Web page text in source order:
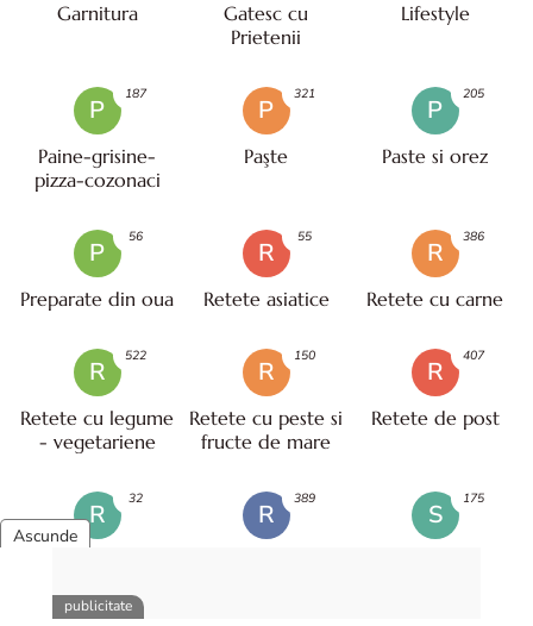
Garnitura
Gatesc cu
Prietenii
Lifestyle
P
Paine-grisine-
pizza-cozonaci
187
P
Paşte
321
P
Paste si orez
205
P
Preparate din oua
56
R
Retete asiatice
55
R
Retete cu carne
386
R
Retete cu legume
- vegetariene
522
R
Retete cu peste si
fructe de mare
150
R
Retete de post
407
R
32
R
389
S
175